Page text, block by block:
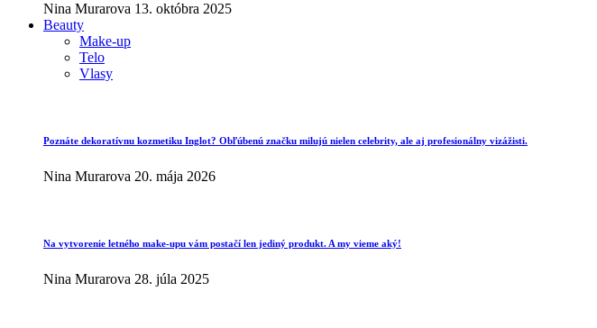
Nina Murarova 13. októbra 2025
Beauty
Make-up
Telo
Vlasy
Poznáte dekoratívnu kozmetiku Inglot? Obľúbenú značku milujú nielen celebrity, ale aj profesionálny vizážisti.
Nina Murarova 20. mája 2026
Na vytvorenie letného make-upu vám postačí len jediný produkt. A my vieme aký!
Nina Murarova 28. júla 2025